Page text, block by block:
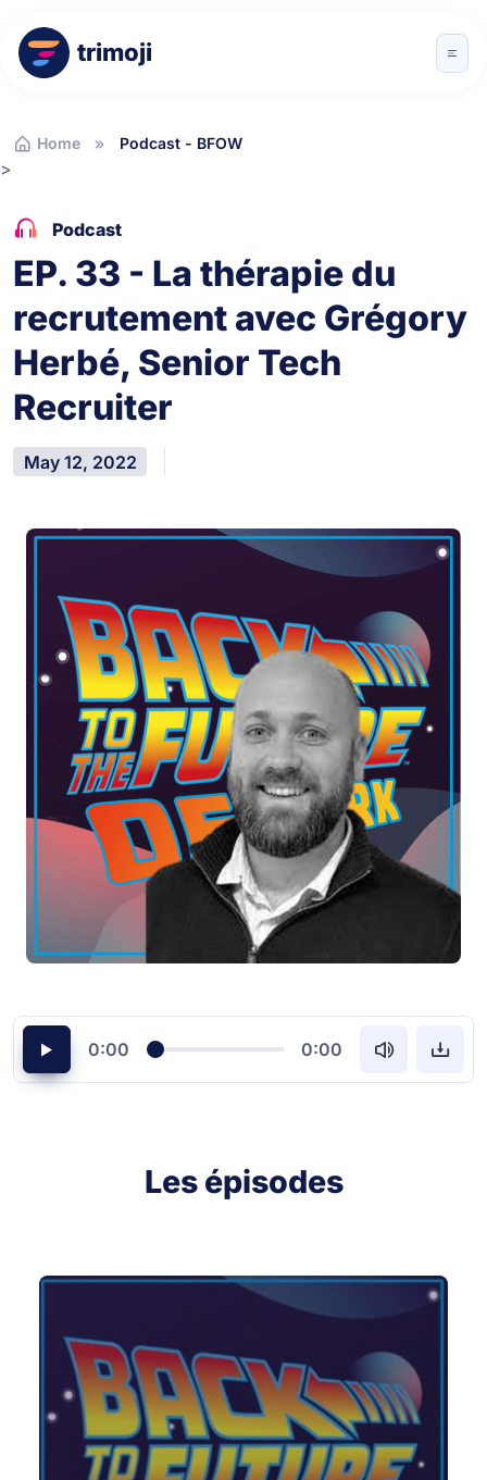
trimoji
Home Podcast - BFOW
>
Podcast
EP. 33 - La thérapie du
recrutement avec Grégory
Herbé, Senior Tech
Recruiter
May 12, 2022
0:00 0:00
Les épisodes